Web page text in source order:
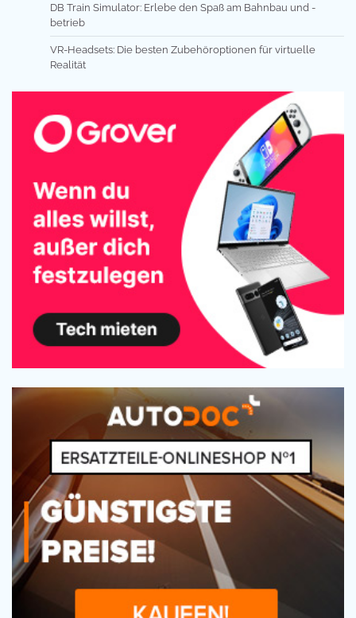
DB Train Simulator: Erlebe den Spaß am Bahnbau und -
betrieb
VR-Headsets: Die besten Zubehöroptionen für virtuelle
Realität